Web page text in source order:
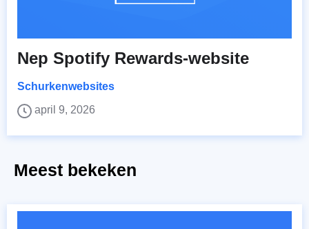
Nep Spotify Rewards-website
Schurkenwebsites
april 9, 2026
Meest bekeken